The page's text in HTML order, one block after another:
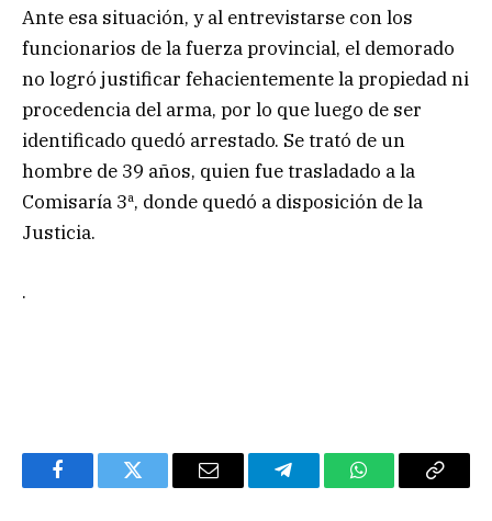
Ante esa situación, y al entrevistarse con los
funcionarios de la fuerza provincial, el demorado
no logró justificar fehacientemente la propiedad ni
procedencia del arma, por lo que luego de ser
identificado quedó arrestado. Se trató de un
hombre de 39 años, quien fue trasladado a la
Comisaría 3ª, donde quedó a disposición de la
Justicia.
.
FacebookTwitter Email TelegramWhatsAppCopy